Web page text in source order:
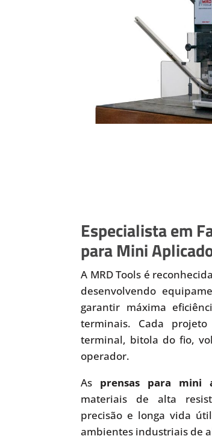
Especialista em
para Mini
A MRD Tools é
desenvolvendo
garantir máxima
terminais. Cada
terminal, bitola do fio,
operador.
As prensas para mini
materiais de alta
precisão e longa vida
ambientes industriais de